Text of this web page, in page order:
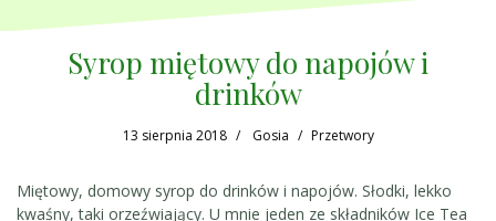
Syrop miętowy do napojów i
drinków
13 sierpnia 2018 Gosia Przetwory
Miętowy, domowy syrop do drinków i napojów. Słodki, lekko
kwaśny, taki orzeźwiający. U mnie jeden ze składników Ice Tea